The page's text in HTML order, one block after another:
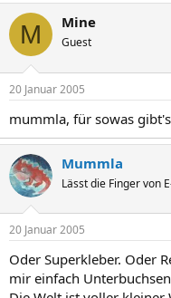
M Mine
Guest
20 Januar 2005
mummla, für sowas
Mummla
Lässt die Finger von
20 Januar 2005
Oder Superkleber. Oder
mir einfach